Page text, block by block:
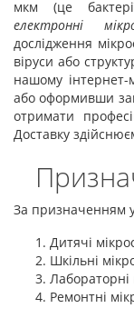
мкм (це
електронні
дослідження
віруси або
нашому інтернет-
або оформивши
отримати
Доставку
За призначенням
Дитячі
Шкільні
Лабораторні
Ремонтні